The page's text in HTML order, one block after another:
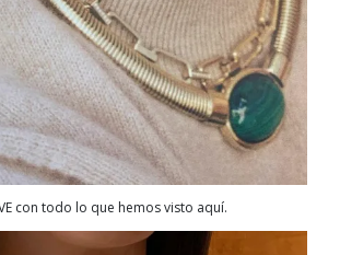
con todo lo que hemos visto aquí.